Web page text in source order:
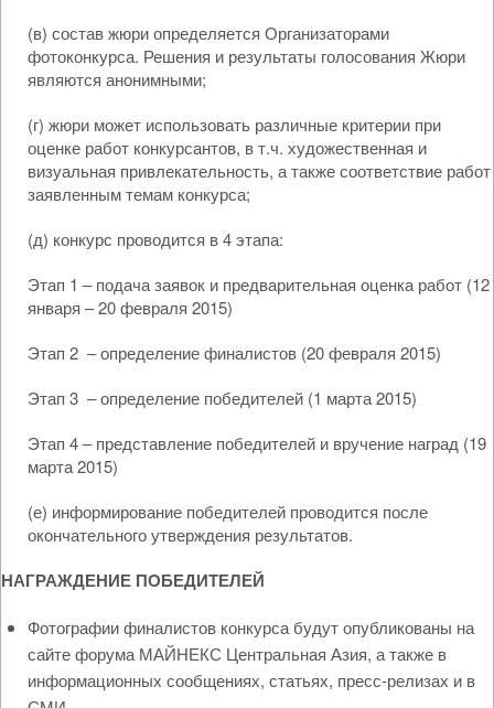
(в) состав жюри определяется Организаторами
фотоконкурса. Решения и результаты голосования Жюри
являются анонимными;
(г) жюри может использовать различные критерии при
оценке работ конкурсантов, в т.ч. художественная и
визуальная привлекательность, а также соответствие работ
заявленным темам конкурса;
(д) конкурс проводится в 4 этапа:
Этап 1 – подача заявок и предварительная оценка работ (12
января – 20 февраля 2015)
Этап 2 – определение финалистов (20 февраля 2015)
Этап 3 – определение победителей (1 марта 2015)
Этап 4 – представление победителей и вручение наград (19
марта 2015)
(е) информирование победителей проводится после
окончательного утверждения результатов.
НАГРАЖДЕНИЕ ПОБЕДИТЕЛЕЙ
Фотографии финалистов конкурса будут опубликованы на
сайте форума МАЙНЕКС Центральная Азия, а также в
информационных сообщениях, статьях, пресс-релизах и в